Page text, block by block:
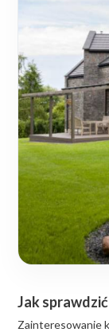
Jak
Zainteresowanie